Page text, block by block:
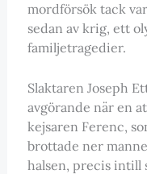
mordförsök tack
sedan av krig, ett
familjetragedier.
Slaktaren Joseph
avgörande när en
kejsaren Ferenc,
brottade ner
halsen, precis intill